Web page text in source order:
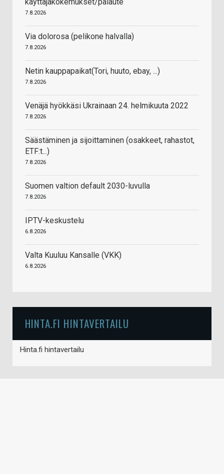
7.8.2026
Via dolorosa (pelikone halvalla)
7.8.2026
Netin kauppapaikat(Tori, huuto, ebay, ...)
7.8.2026
Venäjä hyökkäsi Ukrainaan 24. helmikuuta 2022
7.8.2026
Säästäminen ja sijoittaminen (osakkeet, rahastot,
ETF:t...)
7.8.2026
Suomen valtion default 2030-luvulla
7.8.2026
IPTV-keskustelu
6.8.2026
Valta Kuuluu Kansalle (VKK)
6.8.2026
HINTA.FI HINTAVERTAILU
Hinta.fi hintavertailu